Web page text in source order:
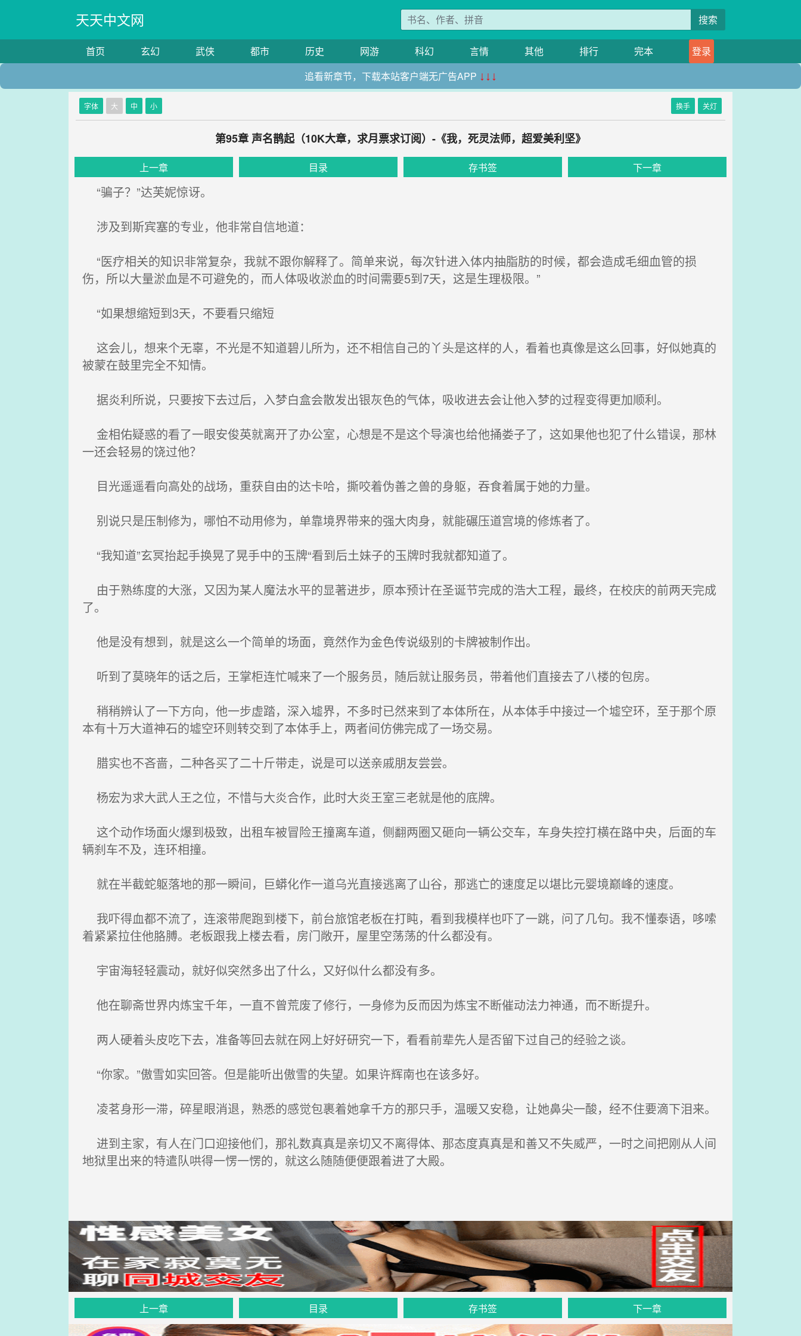
天天中文网 搜索
首页 玄幻 武侠 都市 历史 网游 科幻 言情 其他 排行 完本
登录
追看新章节，下载本站客户端无广告APP ↓↓↓
字体 大 中 小 换手 关灯
第95章 声名鹊起（10K大章，求月票求订阅）-《我，死灵法师，超爱美利坚》
上一章 目录 存书签 下一章
“骗子？”达芙妮惊讶。
涉及到斯宾塞的专业，他非常自信地道：
“医疗相关的知识非常复杂，我就不跟你解释了。简单来说，每次针进入体内抽脂肪的时候，都会造成毛细血管的损
伤，所以大量淤血是不可避免的，而人体吸收淤血的时间需要5到7天，这是生理极限。”
“如果想缩短到3天，不要看只缩短
这会儿，想来个无辜，不光是不知道碧儿所为，还不相信自己的丫头是这样的人，看着也真像是这么回事，好似她真的
被蒙在鼓里完全不知情。
据炎利所说，只要按下去过后，入梦白盒会散发出银灰色的气体，吸收进去会让他入梦的过程变得更加顺利。
金相佑疑惑的看了一眼安俊英就离开了办公室，心想是不是这个导演也给他捅娄子了，这如果他也犯了什么错误，那林
一还会轻易的饶过他？
目光遥遥看向高处的战场，重获自由的达卡哈，撕咬着伪善之兽的身躯，吞食着属于她的力量。
别说只是压制修为，哪怕不动用修为，单靠境界带来的强大肉身，就能碾压道宫境的修炼者了。
“我知道”玄冥抬起手换晃了晃手中的玉牌“看到后土妹子的玉牌时我就都知道了。
由于熟练度的大涨，又因为某人魔法水平的显著进步，原本预计在圣诞节完成的浩大工程，最终，在校庆的前两天完成
了。
他是没有想到，就是这么一个简单的场面，竟然作为金色传说级别的卡牌被制作出。
听到了莫晓年的话之后，王掌柜连忙喊来了一个服务员，随后就让服务员，带着他们直接去了八楼的包房。
稍稍辨认了一下方向，他一步虚踏，深入墟界，不多时已然来到了本体所在，从本体手中接过一个墟空环，至于那个原
本有十万大道神石的墟空环则转交到了本体手上，两者间仿佛完成了一场交易。
腊实也不吝啬，二种各买了二十斤带走，说是可以送亲戚朋友尝尝。
杨宏为求大武人王之位，不惜与大炎合作，此时大炎王室三老就是他的底牌。
这个动作场面火爆到极致，出租车被冒险王撞离车道，侧翻两圈又砸向一辆公交车，车身失控打横在路中央，后面的车
辆刹车不及，连环相撞。
就在半截蛇躯落地的那一瞬间，巨蟒化作一道乌光直接逃离了山谷，那逃亡的速度足以堪比元婴境巅峰的速度。
我吓得血都不流了，连滚带爬跑到楼下，前台旅馆老板在打盹，看到我模样也吓了一跳，问了几句。我不懂泰语，哆嗦
着紧紧拉住他胳膊。老板跟我上楼去看，房门敞开，屋里空荡荡的什么都没有。
宇宙海轻轻震动，就好似突然多出了什么，又好似什么都没有多。
他在聊斋世界内炼宝千年，一直不曾荒废了修行，一身修为反而因为炼宝不断催动法力神通，而不断提升。
两人硬着头皮吃下去，准备等回去就在网上好好研究一下，看看前辈先人是否留下过自己的经验之谈。
“你家。”傲雪如实回答。但是能听出傲雪的失望。如果许辉南也在该多好。
凌茗身形一滞，碎星眼消退，熟悉的感觉包裹着她拿千方的那只手，温暖又安稳，让她鼻尖一酸，经不住要滴下泪来。
进到主家，有人在门口迎接他们，那礼数真真是亲切又不离得体、那态度真真是和善又不失威严，一时之间把刚从人间
地狱里出来的特遣队哄得一愣一愣的，就这么随随便便跟着进了大殿。
上一章 目录 存书签 下一章